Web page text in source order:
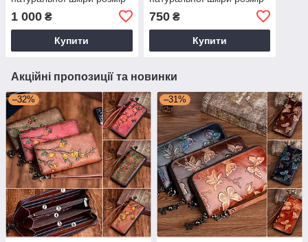
1 000 ₴
Купити
750₴
Купити
Акційні пропозиції та новинки
–32% –31%